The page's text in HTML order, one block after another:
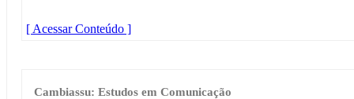
[ Acessar Conteúdo ]
Cambiassu: Estudos em Comunicação